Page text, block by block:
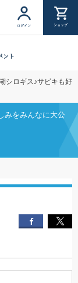
ログイン ショップ
ント
シロギス♪サビキも好
みをみんなに大公